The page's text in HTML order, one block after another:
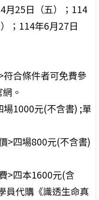
4月25日（五）；114
；114年6月27日
符合條件者可免費參
。
場1000元(不含書) ;單
>四場800元(不含書)
>四本1600元(含
員代購《識透生命真